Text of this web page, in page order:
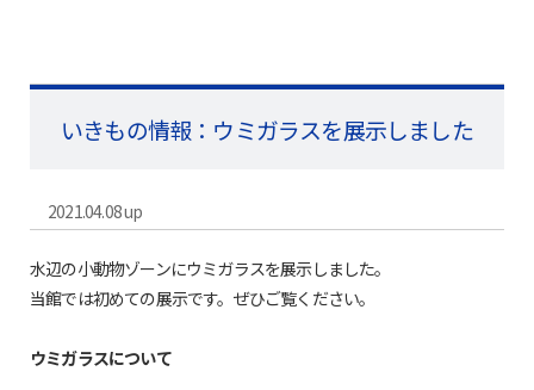
いきもの情報：ウミガラスを展示しました
2021.04.08 up
水辺の小動物ゾーンにウミガラスを展示しました。
当館では初めての展示です。ぜひご覧ください。
ウミガラスについて